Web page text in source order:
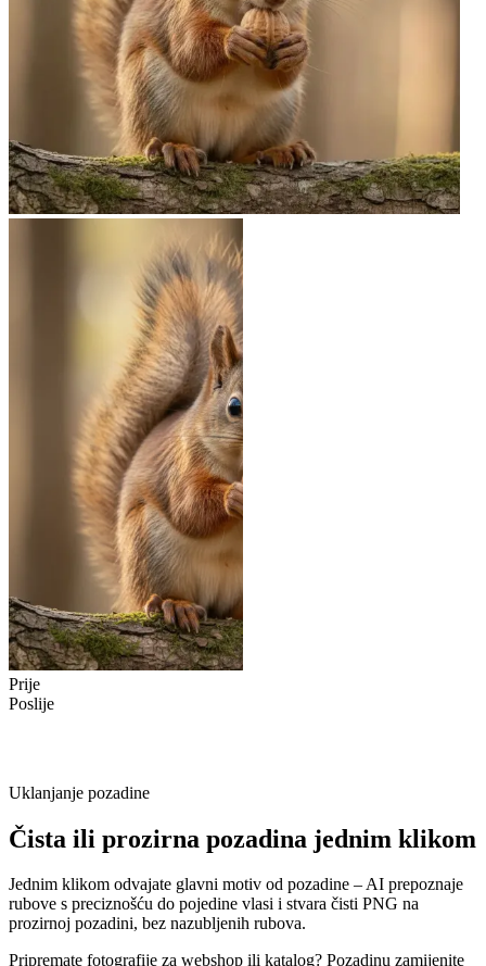
Prije
Poslije
Uklanjanje pozadine
Čista ili prozirna pozadina jednim klikom
Jednim klikom odvajate glavni motiv od pozadine – AI prepoznaje
rubove s preciznošću do pojedine vlasi i stvara čisti PNG na
prozirnoj pozadini, bez nazubljenih rubova.
Pripremate fotografije za webshop ili katalog? Pozadinu zamijenite